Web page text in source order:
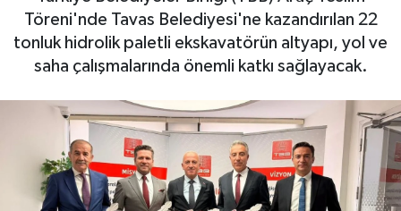
Töreni'nde Tavas Belediyesi'ne kazandırılan 22
tonluk hidrolik paletli ekskavatörün altyapı, yol ve
saha çalışmalarında önemli katkı sağlayacak.
Otovitrin
Asayiş
Magazin
Gayrimenkul
Spor
Haber Arşivi